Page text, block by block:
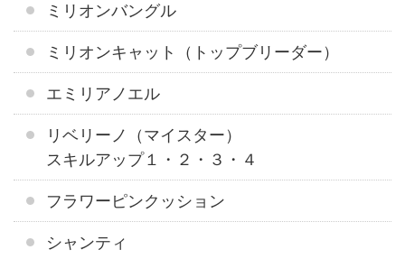
ミリオンバングル
ミリオンキャット（トップブリーダー）
エミリアノエル
リベリーノ（マイスター）
スキルアップ１・２・３・４
フラワーピンクッション
シャンティ